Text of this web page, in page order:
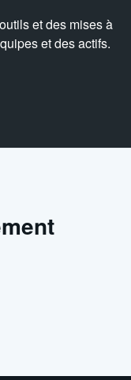
et des mises à
et des actifs.